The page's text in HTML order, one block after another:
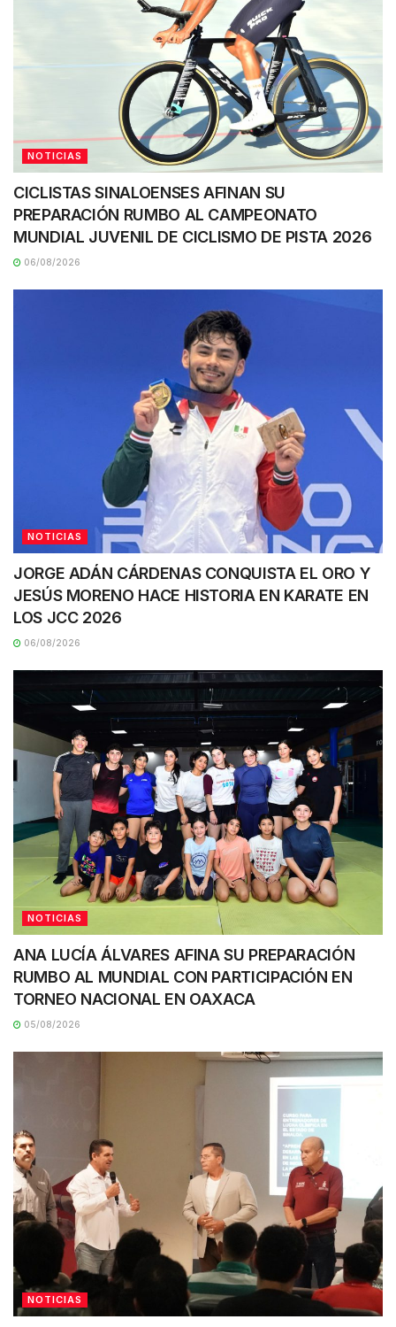
NOTICIAS
CICLISTAS SINALOENSES AFINAN SU
PREPARACIÓN RUMBO AL CAMPEONATO
MUNDIAL JUVENIL DE CICLISMO DE PISTA 2026
06/08/2026
NOTICIAS
JORGE ADÁN CÁRDENAS CONQUISTA EL ORO Y
JESÚS MORENO HACE HISTORIA EN KARATE EN
LOS JCC 2026
06/08/2026
NOTICIAS
ANA LUCÍA ÁLVARES AFINA SU PREPARACIÓN
RUMBO AL MUNDIAL CON PARTICIPACIÓN EN
TORNEO NACIONAL EN OAXACA
05/08/2026
NOTICIAS